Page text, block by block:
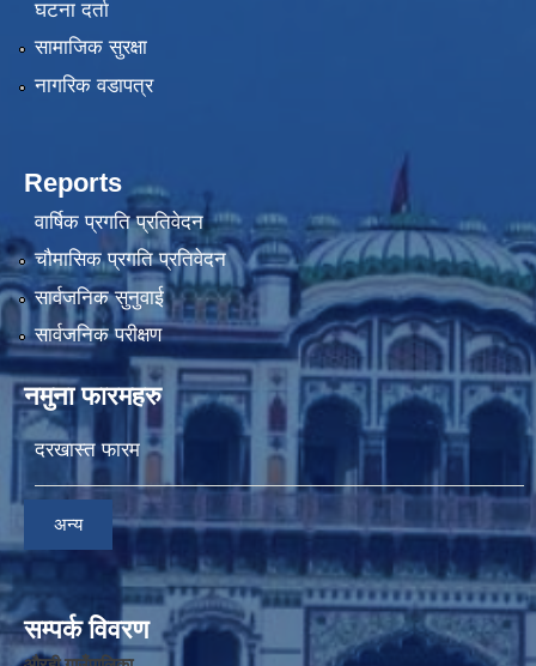
घटना दर्ता
सामाजिक सुरक्षा
नागरिक वडापत्र
Reports
वार्षिक प्रगति प्रतिवेदन
चौमासिक प्रगति प्रतिवेदन
सार्वजनिक सुनुवाई
सार्वजनिक परीक्षण
नमुना फारमहरु
दरखास्त फारम
अन्य
सम्पर्क विवरण